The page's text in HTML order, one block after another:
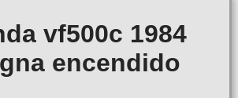
vf500c 1984
encendido